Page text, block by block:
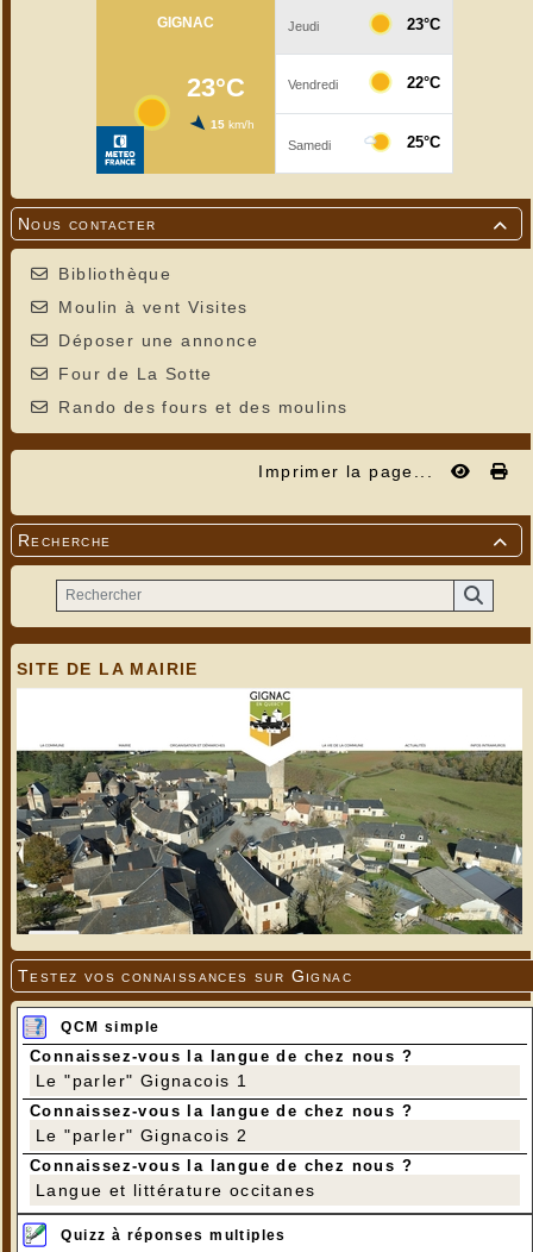

Nous contacter
Bibliothèque
Moulin à vent Visites
Déposer une annonce
Four de La Sotte
Rando des fours et des moulins
Imprimer la page...

Recherche
SITE DE LA MAIRIE
Testez vos connaissances sur Gignac
QCM simple
Connaissez-vous la langue de chez nous ?
Le "parler" Gignacois 1
Connaissez-vous la langue de chez nous ?
Le "parler" Gignacois 2
Connaissez-vous la langue de chez nous ?
Langue et littérature occitanes
Quizz à réponses multiples